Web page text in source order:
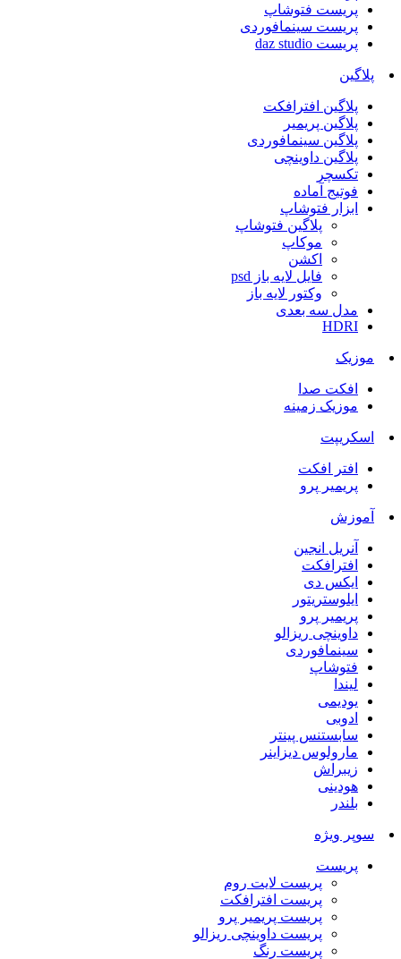
پریست فتوشاپ
پریست سینمافوردی
پریست daz studio
پلاگین
پلاگین افترافکت
پلاگین پریمیر
پلاگین سینمافوردی
پلاگین داوینچی
تکسچر
فوتیج آماده
ابزار فتوشاپ
پلاگین فتوشاپ
موکاپ
اکشن
فایل لایه باز psd
وکتور لایه باز
مدل سه بعدی
HDRI
موزیک
افکت صدا
موزیک زمینه
اسکریپت
افتر افکت
پریمیر پرو
آموزش
آنریل انجین
افترافکت
ایکس دی
ایلوستریتور
پریمیر پرو
داوینچی ریزالو
سینمافوردی
فتوشاپ
لیندا
یودیمی
ادوبی
سابستنس پینتر
مارولوس دیزاینر
زیبراش
هودینی
بلندر
سوپر ویژه
پریست
پریست لایت روم
پریست افترافکت
پریست پریمیر پرو
پریست داوینچی ریزالو
پریست رنگ